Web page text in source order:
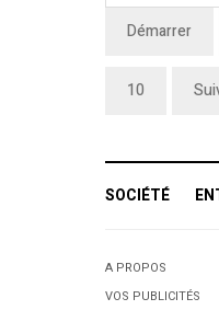
Démarrer
10
SOCIÉTÉ
A PROPOS
VOS PUBLICITÉS